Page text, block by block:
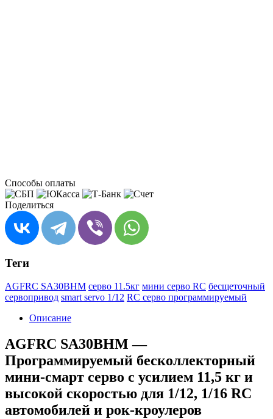
Способы оплаты
Поделиться
Теги
AGFRC SA30BHM серво 11.5кг мини серво RC бесщеточный
сервопривод smart servo 1/12 RC серво программируемый
Описание
AGFRC SA30BHM —
Программируемый бесколлекторный
мини-смарт серво с усилием 11,5 кг и
высокой скоростью для 1/12, 1/16 RC
автомобилей и рок-кроулеров